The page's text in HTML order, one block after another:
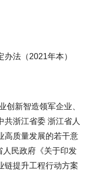
法（2021年本）
创新智造领军企业、
共浙江省委 浙江省人
高质量发展的若干意
人民政府《关于印发
链提升工程行动方案